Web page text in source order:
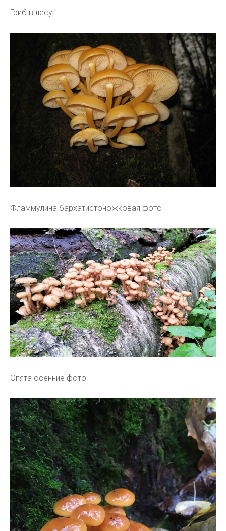
Гриб в лесу
Фламмулина бархатистоножковая фото
Опята осенние фото